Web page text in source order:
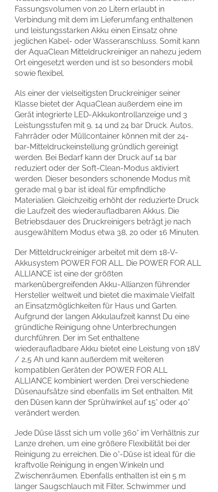
Fassungsvolumen von 20 Litern erlaubt in
Verbindung mit dem im Lieferumfang enthaltenen
und leistungsstarken Akku einen Einsatz ohne
jeglichen Kabel- oder Wasseranschluss. Somit kann
der AquaClean Mitteldruckreiniger an nahezu jedem
Ort eingesetzt werden und ist so besonders mobil
sowie flexibel.
Als einer der vielseitigsten Druckreiniger seiner
Klasse bietet der AquaClean außerdem eine im
Gerät integrierte LED-Akkukontrollanzeige und 3
Leistungsstufen mit 9, 14 und 24 bar Druck. Autos,
Fahrräder oder Müllcontainer können mit der 24-
bar-Mitteldruckeinstellung gründlich gereinigt
werden. Bei Bedarf kann der Druck auf 14 bar
reduziert oder der Soft-Clean-Modus aktiviert
werden. Dieser besonders schonende Modus mit
gerade mal 9 bar ist ideal für empfindliche
Materialien. Gleichzeitig erhöht der reduzierte Druck
die Laufzeit des wiederaufladbaren Akkus. Die
Betriebsdauer des Druckreinigers beträgt je nach
ausgewähltem Modus etwa 38, 20 oder 16 Minuten.
Der Mitteldruckreiniger arbeitet mit dem 18-V-
Akkusystem POWER FOR ALL. Die POWER FOR ALL
ALLIANCE ist eine der größten
markenübergreifenden Akku-Allianzen führender
Hersteller weltweit und bietet die maximale Vielfalt
an Einsatzmöglichkeiten für Haus und Garten.
Aufgrund der langen Akkulaufzeit kannst Du eine
gründliche Reinigung ohne Unterbrechungen
durchführen. Der im Set enthaltene
wiederaufladbare Akku bietet eine Leistung von 18V
/ 2,5 Ah und kann außerdem mit weiteren
kompatiblen Geräten der POWER FOR ALL
ALLIANCE kombiniert werden. Drei verschiedene
Düsenaufsätze sind ebenfalls im Set enthalten. Mit
den Düsen kann der Sprühwinkel auf 15° oder 40°
verändert werden.
Jede Düse lässt sich um volle 360° im Verhältnis zur
Lanze drehen, um eine größere Flexibilität bei der
Reinigung zu erreichen. Die 0°-Düse ist ideal für die
kraftvolle Reinigung in engen Winkeln und
Zwischenräumen. Ebenfalls enthalten ist ein 5 m
langer Saugschlauch mit Filter, Schwimmer und